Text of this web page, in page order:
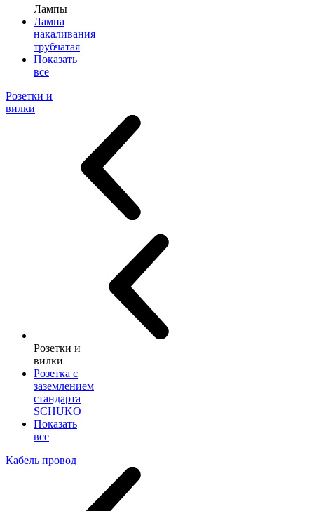
Лампы
Лампа
накаливания
трубчатая
Показать
все
Розетки и
вилки
Розетки и
вилки
Розетка с
заземлением
стандарта
SCHUKO
Показать
все
Кабель провод